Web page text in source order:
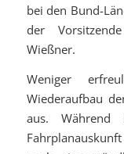
bei den Bund-
der
Wießner.
Weniger
Wiederaufbau
aus.